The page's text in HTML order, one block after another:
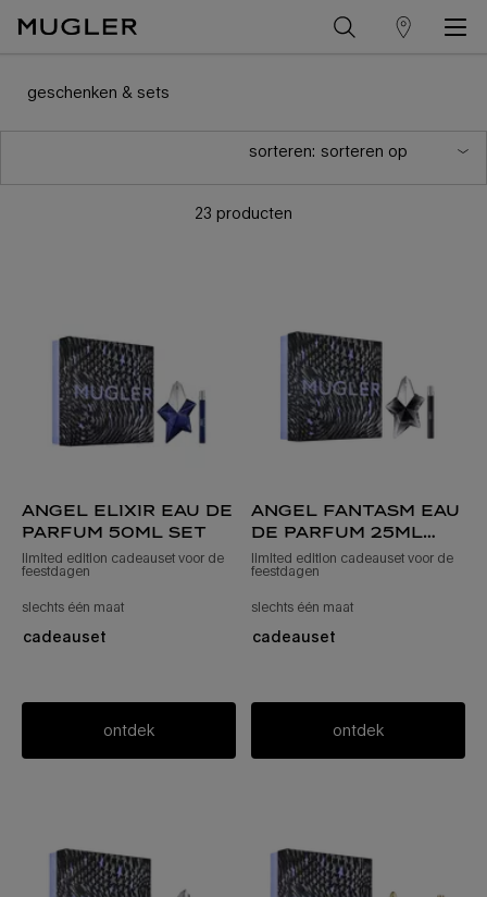
winkelzoeker
geschenken & sets
sorteren:
23 producten
angel elixir eau de
parfum 50ml set
limited edition cadeauset voor de
feestdagen
slechts één maat voor angel elixir eau de parfum-set van 50 ml
cadeauset
ontdek
angel fantasm eau
de parfum 25ml
set
limited edition cadeauset voor de
feestdagen
slechts één maat
cadeauset
ontdek